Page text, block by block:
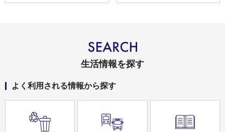
生活情報を探す
よく利用される情報から探す